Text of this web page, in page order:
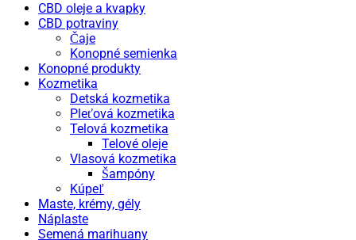
CBD oleje a kvapky
CBD potraviny
Čaje
Konopné semienka
Konopné produkty
Kozmetika
Detská kozmetika
Pleťová kozmetika
Telová kozmetika
Telové oleje
Vlasová kozmetika
Šampóny
Kúpeľ
Maste, krémy, gély
Náplaste
Semená marihuany